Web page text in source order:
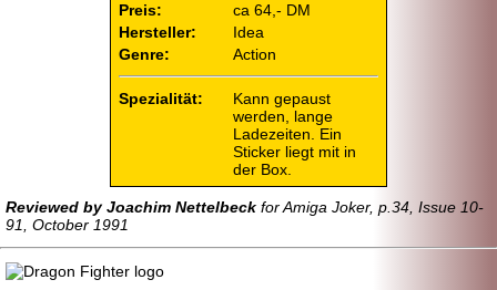
Spezialität:
Kann gepaust
werden, lange
Ladezeiten. Ein
Sticker liegt mit in
der Box.
Preis:
ca 64,- DM
Hersteller:
Idea
Genre:
Action
Reviewed by Joachim Nettelbeck for Amiga Joker, p.34, Issue 10-
91, October 1991